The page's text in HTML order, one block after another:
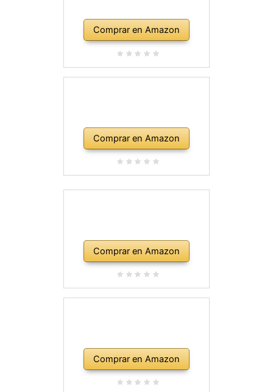
Comprar en Amazon
Comprar en Amazon
Comprar en Amazon
Comprar en Amazon